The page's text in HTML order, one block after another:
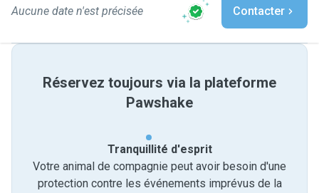
Aucune date n'est précisée Contacter
Réservez toujours via la plateforme
Pawshake
Tranquillité d'esprit
Votre animal de compagnie peut avoir besoin d'une
protection contre les événements imprévus de la